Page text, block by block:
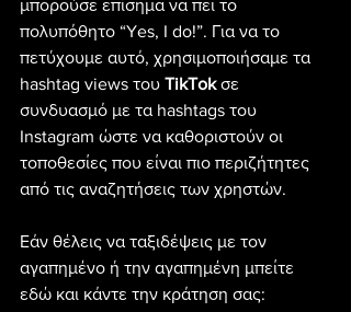
μπορούσε επίσημα να πει το
πολυπόθητο “Yes, I do!”. Για να το
πετύχουμε αυτό, χρησιμοποιήσαμε τα
hashtag views του TikTok σε
συνδυασμό με τα hashtags του
Instagram ώστε να καθοριστούν οι
τοποθεσίες που είναι πιο περιζήτητες
από τις αναζητήσεις των χρηστών.
Εάν θέλεις να ταξιδέψεις με τον
αγαπημένο ή την αγαπημένη μπείτε
εδώ και κάντε την κράτηση σας: